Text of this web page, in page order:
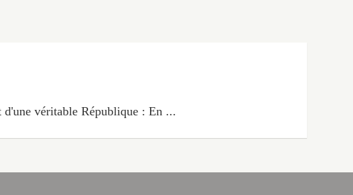
véritable République : En ...